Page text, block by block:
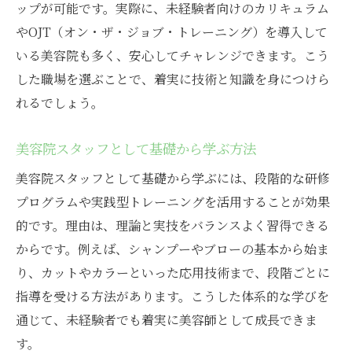
ップが可能です。実際に、未経験者向けのカリキュラム
やOJT（オン・ザ・ジョブ・トレーニング）を導入して
いる美容院も多く、安心してチャレンジできます。こう
した職場を選ぶことで、着実に技術と知識を身につけら
れるでしょう。
美容院スタッフとして基礎から学ぶ方法
美容院スタッフとして基礎から学ぶには、段階的な研修
プログラムや実践型トレーニングを活用することが効果
的です。理由は、理論と実技をバランスよく習得できる
からです。例えば、シャンプーやブローの基本から始ま
り、カットやカラーといった応用技術まで、段階ごとに
指導を受ける方法があります。こうした体系的な学びを
通じて、未経験者でも着実に美容師として成長できま
す。